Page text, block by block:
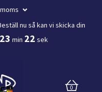
nu så kan vi skicka din
23 min 22 sek
0